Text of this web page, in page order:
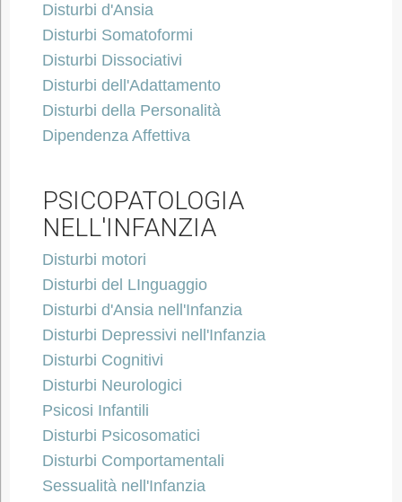
Disturbi d'Ansia
Disturbi Somatoformi
Disturbi Dissociativi
Disturbi dell'Adattamento
Disturbi della Personalità
Dipendenza Affettiva
PSICOPATOLOGIA
NELL'INFANZIA
Disturbi motori
Disturbi del LInguaggio
Disturbi d'Ansia nell'Infanzia
Disturbi Depressivi nell'Infanzia
Disturbi Cognitivi
Disturbi Neurologici
Psicosi Infantili
Disturbi Psicosomatici
Disturbi Comportamentali
Sessualità nell'Infanzia